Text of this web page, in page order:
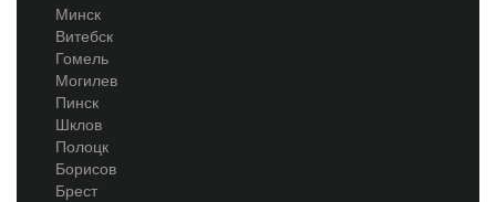
Минск
Витебск
Гомель
Могилев
Пинск
Шклов
Полоцк
Борисов
Брест